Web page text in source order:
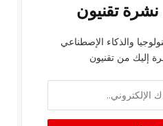
تقنيون
والذكاء الإصطناعي
إليك من تقنيون